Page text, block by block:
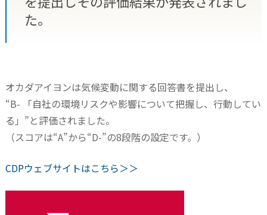
た。
オカダアイヨンは気候変動に関する回答書を提出し、
“B- 「自社の環境リスクや影響について把握し、行動してい
る」”と評価されました。
（スコアは“A”から“D-”の8段階の設定です。）
CDPウェブサイトはこちら＞＞